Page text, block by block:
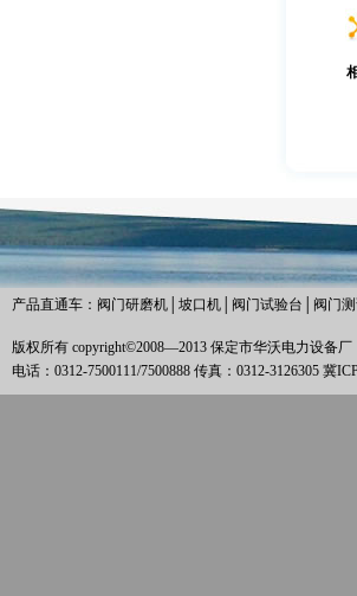
产品直通车： 阀门研磨机 坡口机 阀门试验台 阀门
版权所有 copyright©2008—2013 保定市华沃电力设备厂
电话：0312-7500111/7500888 传真：0312-3126305 冀